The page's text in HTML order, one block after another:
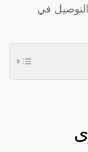
في